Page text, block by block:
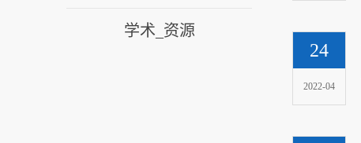
学术_资源
24
2022-04